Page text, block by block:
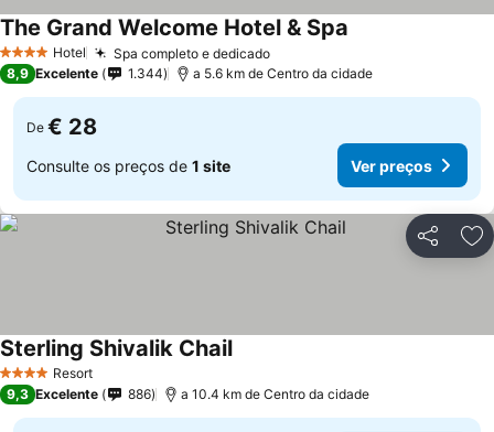
4 EstrelasHotel Spa completo e dedicado
The Grand Welcome Hotel & Spa
8,9 Excelente 1.344 a 5.6 km de Centro da cidade
De € 28
Consulte os preços de 1 site Ver preços
Partilhar
4 EstrelasResort
Sterling Shivalik Chail
9,3 Excelente 886 a 10.4 km de Centro da cidade